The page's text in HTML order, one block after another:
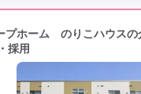
プホーム のりこハウスの
採用